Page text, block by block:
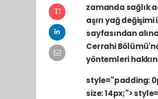
zamanda sağlık
aşırıyağdeğişimi
sayfasından
Cerrahi
yöntemleri
style="padding:
size:14px;">